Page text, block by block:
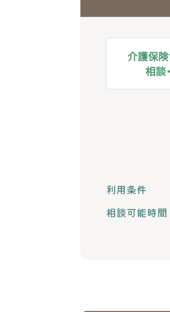
介護保
相談
利用条件
相談可能時間